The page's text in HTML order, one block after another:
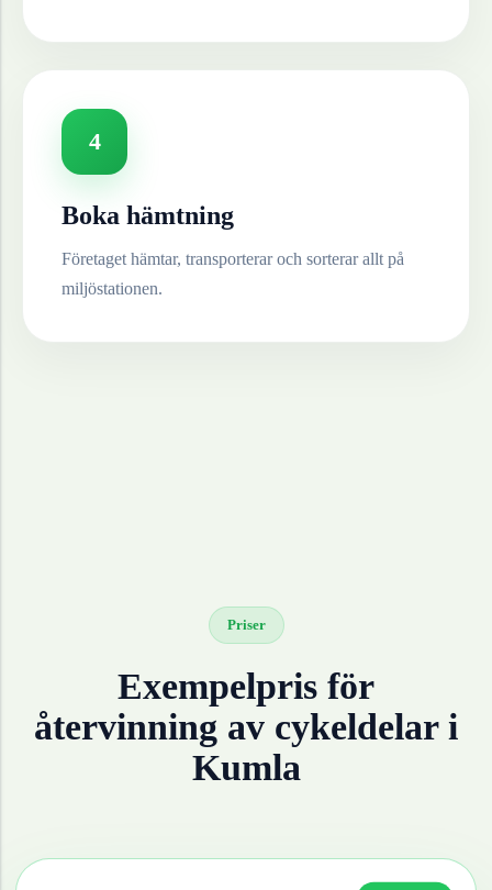
4
Boka hämtning
Företaget hämtar, transporterar och sorterar allt på
miljöstationen.
Priser
Exempelpris för
återvinning av cykeldelari
Kumla